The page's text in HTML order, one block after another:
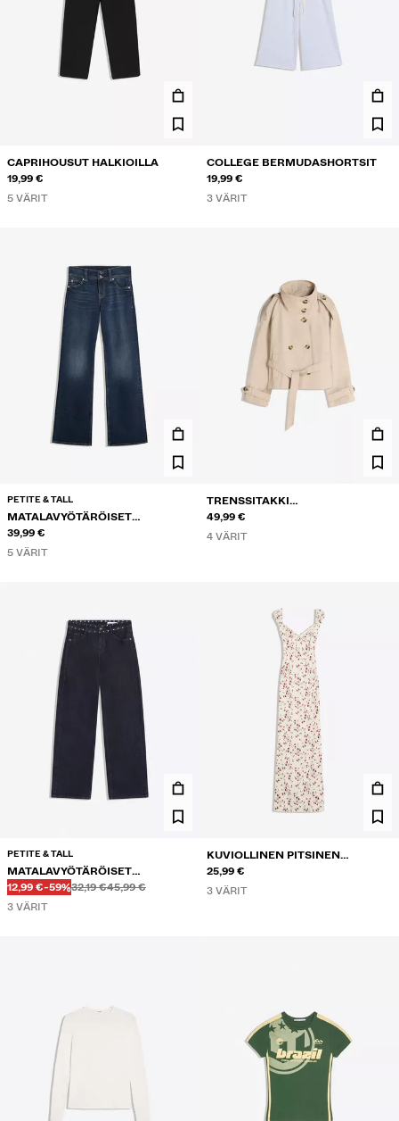
CAPRIHOUSUT HALKIOILLA
19,99 €
5 VÄRIT
COLLEGE BERMUDASHORTSIT
19,99 €
3 VÄRIT
PETITE & TALL
MATALAVYÖTÄRÖISET
BOOTCUT-FARKUT
39,99 €
5 VÄRIT
TRENSSITAKKI
PYSTYKAULUKSELLA
49,99 €
4 VÄRIT
PETITE & TALL
MATALAVYÖTÄRÖISET
NIITTIKORISTEISET BAGGY-
FARKUT
ALENNETTU HINTA
12,99 €ALENNUS
-59%Ennen
32,19 €
Ennen45,99 €
3 VÄRIT
KUVIOLLINEN PITSINEN
PUOLIPITKÄ MEKKO
25,99 €
3 VÄRIT